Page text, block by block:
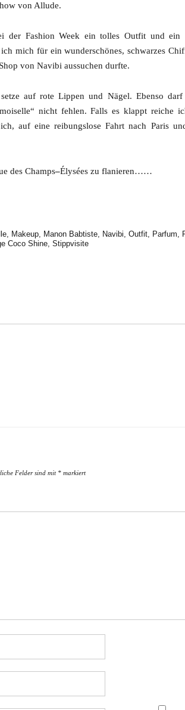
von Allude.
der Fashion Week ein tolles Outfit und ein
mich für ein wunderschönes, schwarzes
von Navibi aussuchen durfte.
auf rote Lippen und Nägel. Ebenso darf
nicht fehlen. Falls es klappt reiche
auf eine reibungslose Fahrt nach Paris
des Champs–Élysées zu flanieren……
, Makeup, Manon Babtiste, Navibi, Outfit, Parfum,
Coco Shine, Stippvisite
Felder sind mit * markiert